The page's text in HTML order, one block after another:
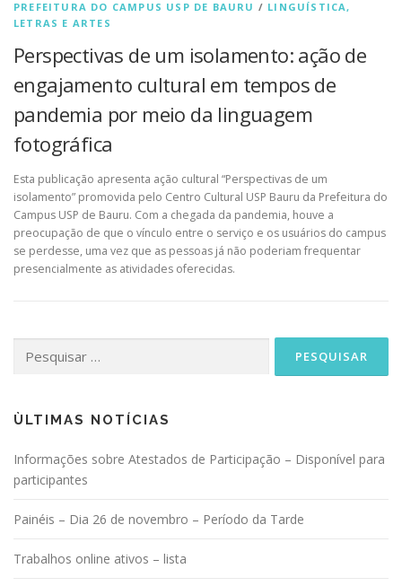
PREFEITURA DO CAMPUS USP DE BAURU / LINGUÍSTICA,
LETRAS E ARTES
Perspectivas de um isolamento: ação de
engajamento cultural em tempos de
pandemia por meio da linguagem
fotográfica
Esta publicação apresenta ação cultural “Perspectivas de um
isolamento” promovida pelo Centro Cultural USP Bauru da Prefeitura do
Campus USP de Bauru. Com a chegada da pandemia, houve a
preocupação de que o vínculo entre o serviço e os usuários do campus
se perdesse, uma vez que as pessoas já não poderiam frequentar
presencialmente as atividades oferecidas.
por:
ÙLTIMAS NOTÍCIAS
Informações sobre Atestados de Participação – Disponível para
participantes
Painéis – Dia 26 de novembro – Período da Tarde
Trabalhos online ativos – lista